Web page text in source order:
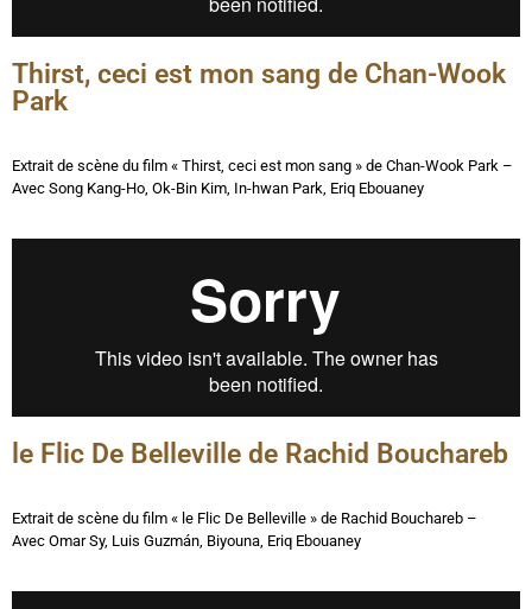
Thirst, ceci est mon sang de Chan-Wook
Park
Extrait de scène du film « Thirst, ceci est mon sang » de Chan-Wook Park –
Avec Song Kang-Ho, Ok-Bin Kim, In-hwan Park, Eriq Ebouaney
le Flic De Belleville de Rachid Bouchareb
Extrait de scène du film « le Flic De Belleville » de Rachid Bouchareb –
Avec Omar Sy, Luis Guzmán, Biyouna, Eriq Ebouaney